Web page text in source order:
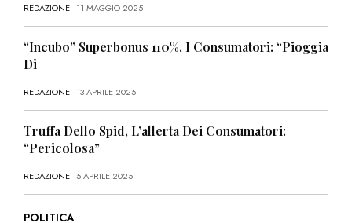
REDAZIONE- 11 MAGGIO 2025
“Incubo” Superbonus 110%, I Consumatori: “Pioggia
Di
REDAZIONE- 13 APRILE 2025
Truffa Dello Spid, L’allerta Dei Consumatori:
“Pericolosa”
REDAZIONE- 5 APRILE 2025
POLITICA